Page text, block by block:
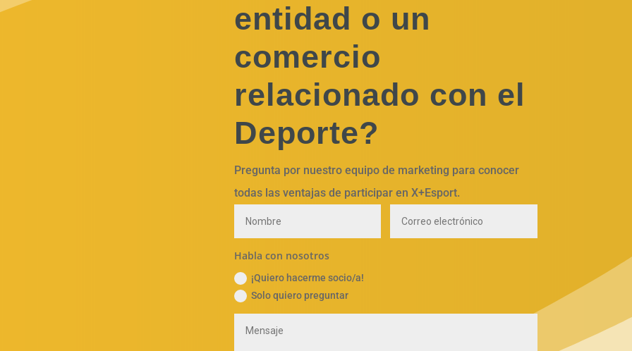
entidad o un
comercio
relacionado con el
Deporte?
Pregunta por nuestro equipo de marketing para conocer
todas las ventajas de participar en X+Esport.
Habla con nosotros
¡Quiero hacerme socio/a!
Solo quiero preguntar